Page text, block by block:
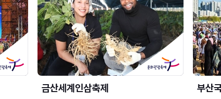
금산세계인삼축제 부산